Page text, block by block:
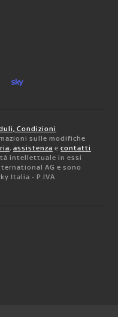
Condizioni
sulle modifiche
, assistenza e contatti.
intellettuale in essi
AG e sono
Italia - P.IVA